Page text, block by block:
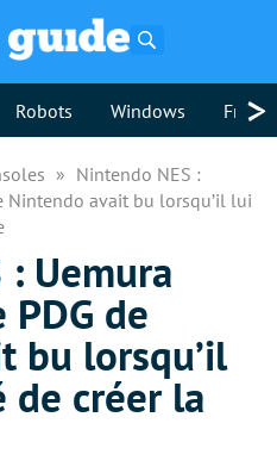
Robots Windows >
Nintendo NES :
Nintendo avait bu lorsqu’il lui
Uemura
de
bu lorsqu’il
de créer la